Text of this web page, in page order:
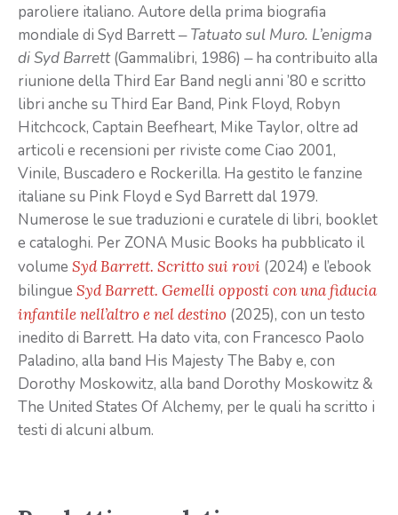
paroliere italiano. Autore della prima biografia
mondiale di Syd Barrett ‒Tatuato sul Muro. L’enigma
di Syd Barrett(Gammalibri, 1986) ‒ ha contribuito alla
riunione della Third Ear Band negli anni ’80 e scritto
libri anche su Third Ear Band, Pink Floyd, Robyn
Hitchcock, Captain Beefheart, Mike Taylor, oltre ad
articoli e recensioni per riviste come Ciao 2001,
Vinile, Buscadero e Rockerilla. Ha gestito le fanzine
italiane su Pink Floyd e Syd Barrett dal 1979.
Numerose le sue traduzioni e curatele di libri, booklet
e cataloghi. Per ZONA Music Books ha pubblicato il
volume Syd Barrett. Scritto sui rovi (2024) e l’ebook
bilingue Syd Barrett. Gemelli opposti con una fiducia
infantile nell’altro e nel destino (2025), con un testo
inedito di Barrett. Ha dato vita, con Francesco Paolo
Paladino, alla band His Majesty The Baby e, con
Dorothy Moskowitz, alla band Dorothy Moskowitz &
The United States Of Alchemy, per le quali ha scritto i
testi di alcuni album.